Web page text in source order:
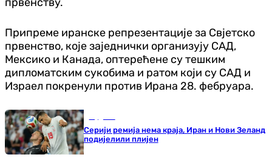
Припреме иранске репрезентације за Свјетско
првенство, које заједнички организују САД,
Мексико и Канада, оптерећене су тешким
дипломатским сукобима и ратом који су САД и
Израел покренули против Ирана 28. фебруара.
Серији ремија нема краја, Иран и Нови Зеланд
подијелили плијен